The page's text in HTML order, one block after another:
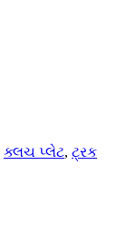
ક્લચ પ્લેટ, ટ્રક